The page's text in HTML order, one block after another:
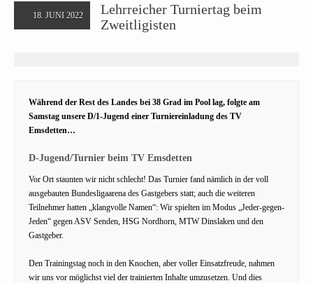
18. JUNI 2022
Lehrreicher Turniertag beim
Zweitligisten
Während der Rest des Landes bei 38 Grad im Pool lag, folgte am
Samstag unsere D/1-Jugend einer Turniereinladung des TV
Emsdetten…
D-Jugend/Turnier beim TV Emsdetten
Vor Ort staunten wir nicht schlecht! Das Turnier fand nämlich in der voll
ausgebauten Bundesligaarena des Gastgebers statt; auch die weiteren
Teilnehmer hatten „klangvolle Namen“: Wir spielten im Modus „Jeder-gegen-
Jeden“ gegen ASV Senden, HSG Nordhorn, MTW Dinslaken und den
Gastgeber.
Den Trainingstag noch in den Knochen, aber voller Einsatzfreude, nahmen
wir uns vor möglichst viel der trainierten Inhalte umzusetzen. Und dies